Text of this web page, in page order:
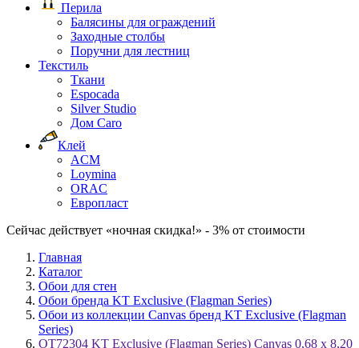
Перила
Балясины для ограждений
Заходные столбы
Поручни для лестниц
Текстиль
Ткани
Espocada
Silver Studio
Дом Caro
Клей
ACM
Loymina
ORAC
Европласт
Сейчас действует «ночная скидка!» - 3% от стоимости
Главная
Каталог
Обои для стен
Обои бренда KT Exclusive (Flagman Series)
Обои из коллекции Canvas бренд KT Exclusive (Flagman
Series)
OT72304 KT Exclusive (Flagman Series) Canvas 0,68 x 8,20